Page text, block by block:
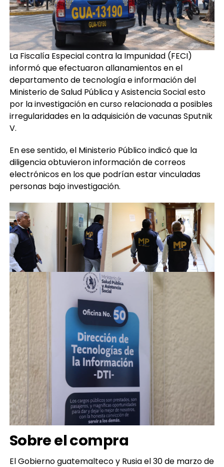
La Fiscalía Especial contra la Impunidad (FECI)
informó que efectuaron allanamientos en el
departamento de tecnología e información del
Ministerio de Salud Pública y Asistencia Social esto
por la investigación en curso relacionada a posibles
irregularidades en la adquisición de vacunas Sputnik
V.
En ese sentido, el Ministerio Público indicó que la
diligencia obtuvieron información de correos
electrónicos en los que podrían estar vinculadas
personas bajo investigación.
Sobre el compra
El Gobierno guatemalteco y Rusia el 30 de marzo de